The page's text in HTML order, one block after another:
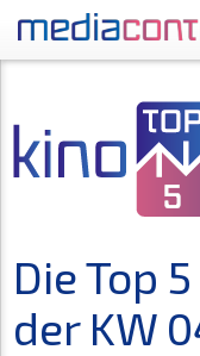
Die Top
der KW